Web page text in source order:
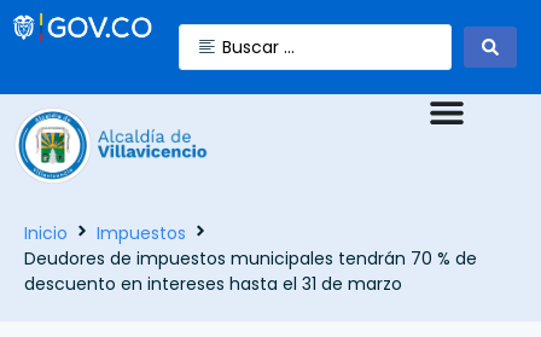
Inicio
Impuestos
Deudores de impuestos municipales tendrán 70 % de
descuento en intereses hasta el 31 de marzo